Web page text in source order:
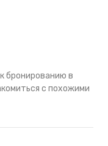
бронированию в
с похожими